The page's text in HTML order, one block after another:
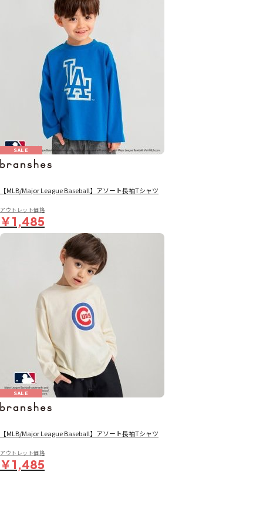
SALE
【MLB/Major League Baseball】アソート長袖Tシャツ
アウトレット価格
￥1,485
SALE
【MLB/Major League Baseball】アソート長袖Tシャツ
アウトレット価格
￥1,485